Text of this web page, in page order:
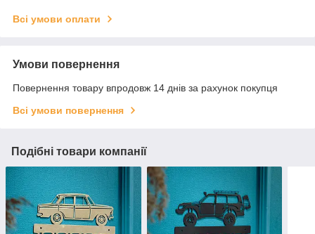
Всі умови оплати
Умови повернення
Повернення товару впродовж 14 днів за рахунок покупця
Всі умови повернення
Подібні товари компанії